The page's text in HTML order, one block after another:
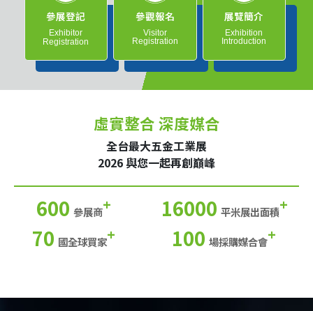
參展登記
Exhibitor
Registration
參觀報名
Visitor
Registration
展覽簡介
Exhibition
Introduction
虛實整合 深度媒合
全台最大五金工業展
2026 與您一起再創巔峰
600 參展商+ 16000 平米展出面積+
70 國全球買家+ 100 場採購媒合會+